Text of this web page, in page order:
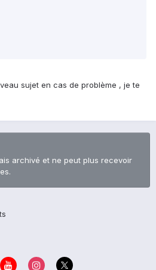
sujet en cas de problème , je te
archivé et ne peut plus recevoir